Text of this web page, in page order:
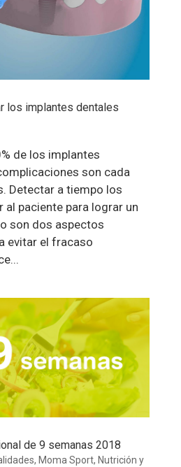
los implantes dentales
de los implantes
son cada
Detectar a tiempo los
paciente para lograr un
son dos aspectos
evitar el fracaso
de 9 semanas 2018
, Moma Sport, Nutrición y